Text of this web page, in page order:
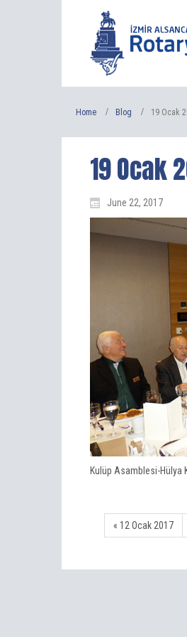
Home Blog 19 Ocak
19 Ocak
June 22, 2017
Kulüp Asamblesi-Hülya
« 12 Ocak 2017